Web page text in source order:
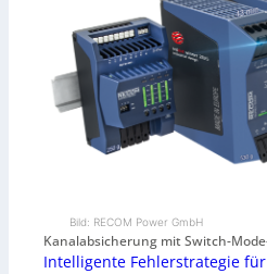
Bild: RECOM Power GmbH
Kanalabsicherung mit Switch-
Intelligente Fehlerstrategie